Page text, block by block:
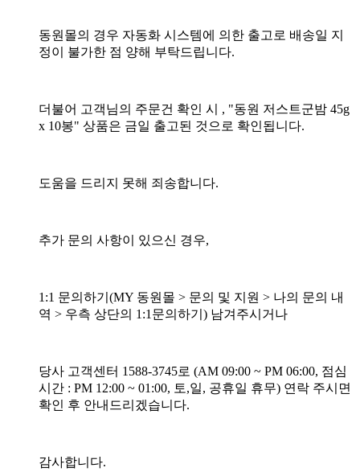
동원몰의 경우 자동화 시스템에 의한 출고로 배송일 지
정이 불가한 점 양해 부탁드립니다.
더불어 고객님의 주문건 확인 시 , "동원 저스트군밤 45g
x 10봉" 상품은 금일 출고된 것으로 확인됩니다.
도움을 드리지 못해 죄송합니다.
추가 문의 사항이 있으신 경우,
1:1 문의하기(MY 동원몰 > 문의 및 지원 > 나의 문의 내
역 > 우측 상단의 1:1문의하기) 남겨주시거나
당사 고객센터 1588-3745로 (AM 09:00 ~ PM 06:00, 점심
시간 : PM 12:00 ~ 01:00, 토,일, 공휴일 휴무) 연락 주시면
확인 후 안내드리겠습니다.
감사합니다.